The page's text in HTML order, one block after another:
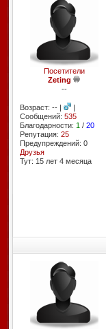
Посетители
Zeting
--
Возраст: -- |
|
Сообщений: 535
Благодарности: 1 / 20
Репутация: 25
Предупреждений: 0
Друзья
Тут: 15 лет 4 месяцa